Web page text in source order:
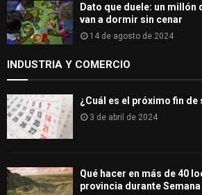
Dato que duele: un
van a dormir sin cenar
14 de agosto de 2024
INDUSTRIA Y COMERCIO
¿Cuál es el próximo fin de
3 de abril de 2024
Qué hacer en más de 40
provincia durante Semana